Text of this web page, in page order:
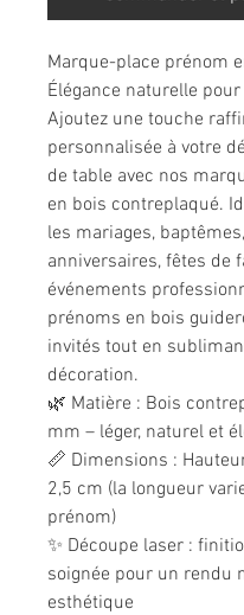
Marque-place prénom
Élégance naturelle
Ajoutez une touche
personnalisée à votre
de table avec nos
en bois contreplaqué.
les mariages, baptêmes,
anniversaires, fêtes de
événements
prénoms en bois
invités tout en
décoration.
🌿 Matière : Bois
mm – léger, naturel et
📏 Dimensions :
2,5 cm (la longueur
prénom)
✨ Découpe laser :
soignée pour un rendu
esthétique